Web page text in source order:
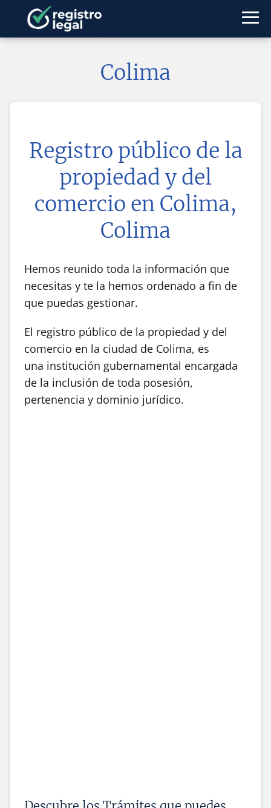
Colima
Registro público de la
propiedad y del
comercio en Colima,
Colima
Hemos reunido toda la información que
necesitas y te la hemos ordenado a fin de
que puedas gestionar.
El registro público de la propiedad y del
comercio en la ciudad de Colima, es
una institución gubernamental encargada
de la inclusión de toda posesión,
pertenencia y dominio jurídico.